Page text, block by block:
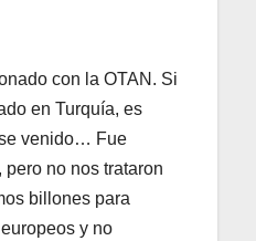
con la OTAN. Si
en Turquía, es
venido… Fue
no nos trataron
billones para
y no